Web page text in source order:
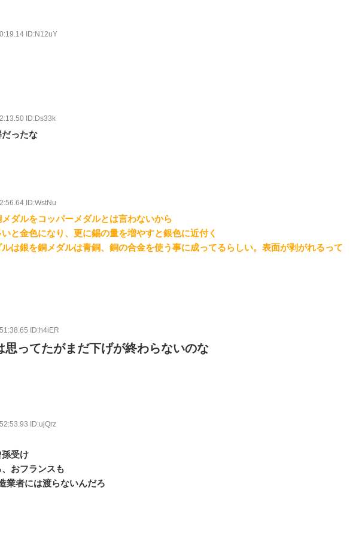
ID:N12uY
ID:Ds33k
だったな
ID:WstNu
ダルをコッパーメダルとは言わないから
と金色になり、更に錫の量を増やすと銀色に近付く
は銀を銅メダルは青銅、銅の合金を使う事に成ってるらしい。表面が剥がれるって
ID:h4iER
ってたがまだ下げが終わらないのな
ID:ujQrz
受け
おフランスも
業者には渡らないんだろ